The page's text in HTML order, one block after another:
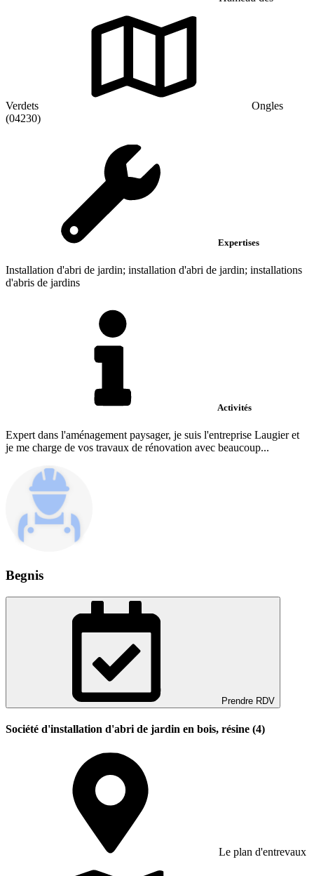
Verdets
Ongles
(04230)
Expertises
Installation d'abri de jardin; installation d'abri de jardin; installations
d'abris de jardins
Activités
Expert dans l'aménagement paysager, je suis l'entreprise Laugier et
je me charge de vos travaux de rénovation avec beaucoup...
Begnis
Prendre RDV
Société d'installation d'abri de jardin en bois, résine (4)
Le plan d'entrevaux